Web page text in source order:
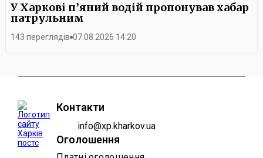
У Харкові п’яний водій пропонував хабар
патрульним
143 переглядів 07.08.2026 14:20
Контакти
info@xp.kharkov.ua
Оголошення